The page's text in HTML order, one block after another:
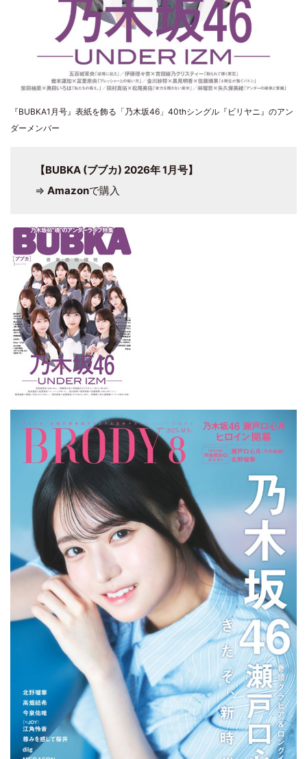
『BUBKA1月号』表紙を飾る「乃木坂46」40thシングル『ビリヤニ』のアン
ダーメンバー
【BUBKA (ブブカ) 2026年 1月号】
⇒ Amazonで購入